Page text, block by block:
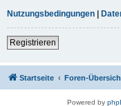
Nutzungsbedingungen |
Registrieren
Startseite Foren-
Powered by